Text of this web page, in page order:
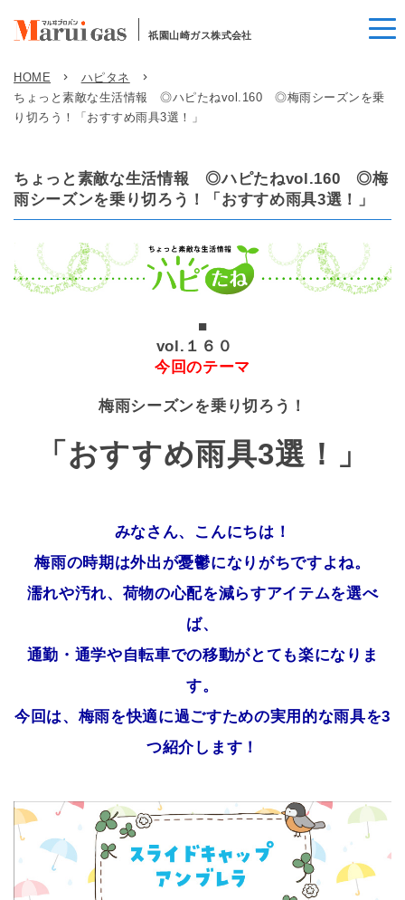
祇園山崎ガス株式会社
HOME
ハピタネ
ちょっと素敵な生活情報 ◎ハピたねvol.160 ◎梅雨シーズンを乗
り切ろう！「おすすめ雨具3選！」
ちょっと素敵な生活情報 ◎ハピたねvol.160 ◎梅
雨シーズンを乗り切ろう！「おすすめ雨具3選！」
■
vol.１６０
今回のテーマ
梅雨シーズンを乗り切ろう！
「おすすめ雨具3選！」
みなさん、こんにちは！
梅雨の時期は外出が憂鬱になりがちですよね。
濡れや汚れ、荷物の心配を減らすアイテムを選べ
ば、
通勤・通学や自転車での移動がとても楽になりま
す。
今回は、梅雨を快適に過ごすための実用的な雨具を3
つ紹介します！